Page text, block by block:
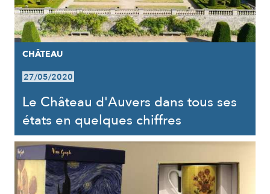
CHÂTEAU
27/05/2020
Le Château d'Auvers dans tous ses
états en quelques chiffres